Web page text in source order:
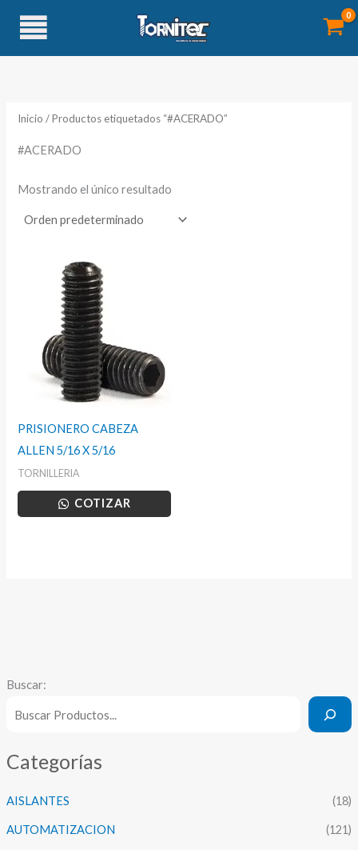
contenido
Buscar:
Categorías
AISLANTES (18)
AUTOMATIZACION (121)
Inicio / Productos etiquetados “#ACERADO”
#ACERADO
Mostrando el único resultado
PRISIONERO CABEZA
ALLEN 5/16 X 5/16
TORNILLERIA
COTIZAR